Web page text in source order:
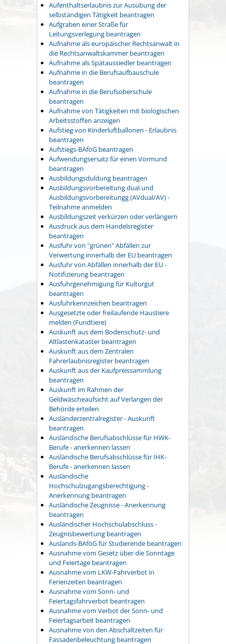
Aufenthaltserlaubnis zur Ausübung der
selbständigen Tätigkeit beantragen
Aufgraben einer Straße für
Leitungsverlegung beantragen
Aufnahme als europäischer Rechtsanwalt in
die Rechtsanwaltskammer beantragen
Aufnahme als Spätaussiedler beantragen
Aufnahme in die Berufsaufbauschule
beantragen
Aufnahme in die Berufsoberschule
beantragen
Aufnahme von Tätigkeiten mit biologischen
Arbeitsstoffen anzeigen
Aufstieg von Kinderluftballonen - Erlaubnis
beantragen
Aufstiegs-BAföG beantragen
Aufwendungsersatz für einen Vormund
beantragen
Ausbildungsduldung beantragen
Ausbildungsvorbereitung dual und
Ausbildungsvorbereitungg (AVdual/AV) -
Teilnahme anmelden
Ausbildungszeit verkürzen oder verlängern
Ausdruck aus dem Handelsregister
beantragen
Ausfuhr von "grünen" Abfällen zur
Verwertung innerhalb der EU beantragen
Ausfuhr von Abfällen innerhalb der EU -
Notifizierung beantragen
Ausfuhrgenehmigung für Kulturgut
beantragen
Ausfuhrkennzeichen beantragen
Ausgesetzte oder freilaufende Haustiere
melden (Fundtiere)
Auskunft aus dem Bodenschutz- und
Altlastenkataster beantragen
Auskunft aus dem Zentralen
Fahrerlaubnisregister beantragen
Auskunft aus der Kaufpreissammlung
beantragen
Auskunft im Rahmen der
Geldwäscheaufsicht auf Verlangen der
Behörde erteilen
Ausländerzentralregister - Auskunft
beantragen
Ausländische Berufsabschlüsse für HWK-
Berufe - anerkennen lassen
Ausländische Berufsabschlüsse für IHK-
Berufe - anerkennen lassen
Ausländische
Hochschulzugangsberechtigung -
Anerkennung beantragen
Ausländische Zeugnisse - Anerkennung
beantragen
Ausländischer Hochschulabschluss -
Zeugnisbewertung beantragen
Auslands-BAföG für Studierende beantragen
Ausnahme vom Gesetz über die Sonntage
und Feiertage beantragen
Ausnahme vom LKW-Fahrverbot in
Ferienzeiten beantragen
Ausnahme vom Sonn- und
Feiertagsfahrverbot beantragen
Ausnahme vom Verbot der Sonn- und
Feiertagsarbeit beantragen
Ausnahme von den Abschaltzeiten für
Fassadenbeleuchtung beantragen